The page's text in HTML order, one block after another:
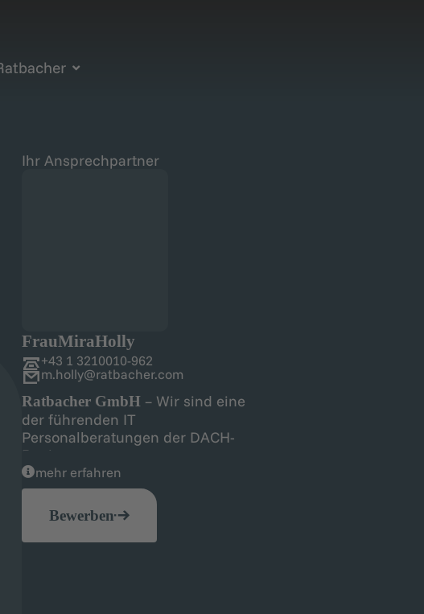
Ihr Ansprechpartner
FrauMiraHolly
+43 1 3210010-962
m.holly@ratbacher.com
Ratbacher GmbH – Wir sind eine
der führenden IT
Personalberatungen der DACH-
Region.
mehr erfahren
Bewerben